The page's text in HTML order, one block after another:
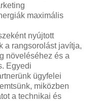
maximális
nyújtott
a rangsorolást javítja,
növeléséhez és a
Egyedi
ügyfelei
miközben
a technikai és